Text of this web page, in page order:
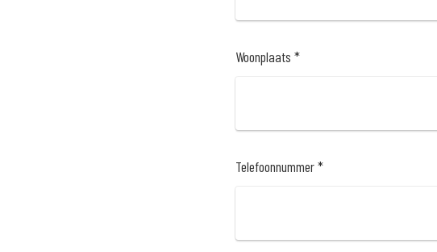
Woonplaats *
Telefoonnummer *